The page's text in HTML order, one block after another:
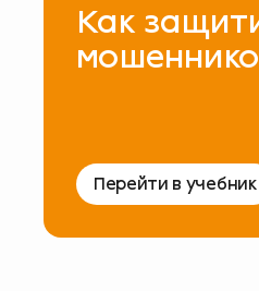
Как
Перейти в учебник